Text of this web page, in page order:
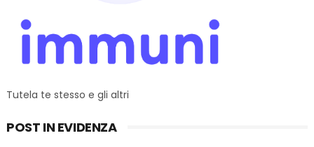
Tutela te stesso e gli altri
POST IN EVIDENZA